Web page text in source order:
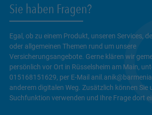
Sie haben Fragen?
Egal, ob zu einem Produkt, unseren Services,
oder allgemeinen Themen rund um unsere
Versicherungsangebote. Gerne klären wir
persönlich vor Ort in Rüsselsheim am Main,
015168151629, per E-Mail
anderem digitalen Weg. Zusätzlich können Sie
Suchfunktion verwenden und Ihre Frage dort